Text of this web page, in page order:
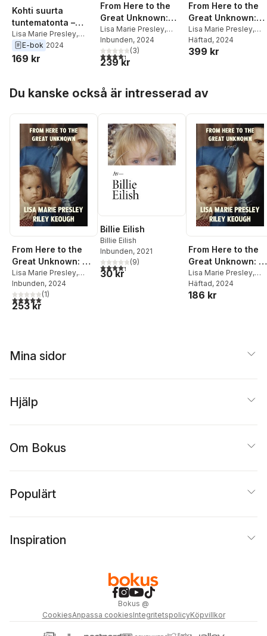
Kohti suurta
tuntematonta –
Muistelmat
Lisa Marie Presley,
Riley Keough
E-bok 2024
169 kr
From Here to the
Great Unknown:
Oprah's Book Club
Lisa Marie Presley,
Riley Keough
Inbunden, 2024
4,3utav 5 stjärnor. Totalt antal röster:
(3)
239 kr
From Here to the
Great Unknown:
Oprah's Book
A Memoir
Lisa Marie Presley,
Riley Keough
Häftad, 2024
399 kr
Du kanske också är intresserad av
From Here to the
Great Unknown: A
Memoir
Lisa Marie Presley,
Riley Keough
Inbunden, 2024
5,0utav 5 stjärnor. Totalt antal röster:
(1)
253 kr
Billie Eilish
Billie Eilish
Inbunden, 2021
4,3utav 5 stjärnor. Totalt antal röster:
(9)
30 kr
From Here to the
Great Unknown: A
Memoir
Lisa Marie Presley,
Riley Keough
Häftad, 2024
186 kr
Mina sidor
Hjälp
Om Bokus
Populärt
Inspiration
Bokus @
CookiesAnpassa cookiesIntegritetspolicyKöpvillkor